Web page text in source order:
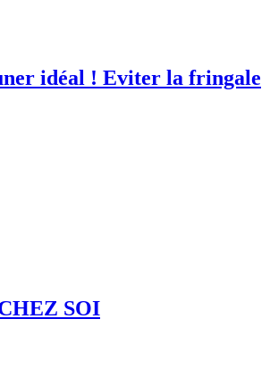
idéal ! Eviter la fringale
SOI